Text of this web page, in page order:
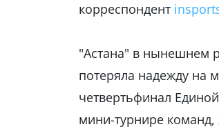
корреспондент
"Астана" в нынешнем
потеряла надежду на
четвертьфинал
мини-турнире команд,